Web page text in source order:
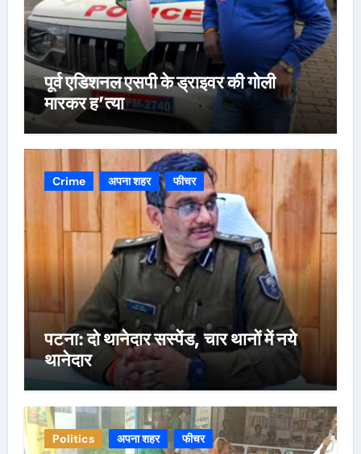
पूर्व एडिशनल एसपी के ड्राइवर की गोली
मारकर ह’त्या
Crime अपना शहर फीचर
पटना: दो थानेदार सस्पेंड, चार थानों में नये
थानेदार
Politics अपना शहर फीचर